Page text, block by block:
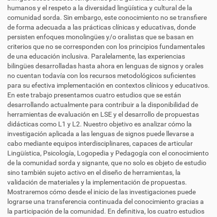
humanos y el respeto a la diversidad lingüística y cultural de la
comunidad sorda. Sin embargo, este conocimiento no se transfiere
de forma adecuada a las prácticas clínicas y educativas, donde
persisten enfoques monolingües y/o oralistas que se basan en
criterios que no se corresponden con los principios fundamentales
de una educación inclusiva. Paralelamente, las experiencias
bilingües desarrolladas hasta ahora en lenguas de signos y orales
no cuentan todavía con los recursos metodológicos suficientes
para su efectiva implementación en contextos clínicos y educativos.
En este trabajo presentamos cuatro estudios que se están
desarrollando actualmente para contribuir a la disponibilidad de
herramientas de evaluación en LSE y el desarrollo de propuestas
didácticas como L1 y L2. Nuestro objetivo es analizar cómo la
investigación aplicada a las lenguas de signos puede llevarse a
cabo mediante equipos interdisciplinares, capaces de articular
Lingüística, Psicología, Logopedia y Pedagogía con el conocimiento
de la comunidad sorda y signante, que no solo es objeto de estudio
sino también sujeto activo en el diseño de herramientas, la
validación de materiales y la implementación de propuestas.
Mostraremos cómo desde el inicio de las investigaciones puede
lograrse una transferencia continuada del conocimiento gracias a
la participación de la comunidad. En definitiva, los cuatro estudios